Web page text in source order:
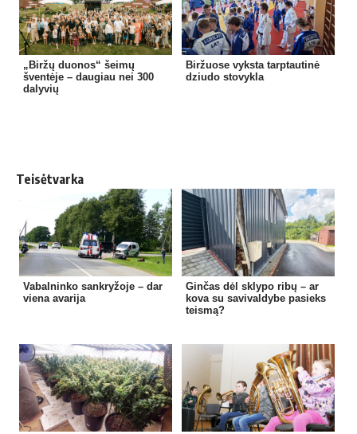
„Biržų duonos“ šeimų
šventėje – daugiau nei 300
dalyvių
Biržuose vyksta tarptautinė
dziudo stovykla
Teisėtvarka
Vabalninko sankryžoje – dar
viena avarija
Ginčas dėl sklypo ribų – ar
kova su savivaldybe pasieks
teismą?